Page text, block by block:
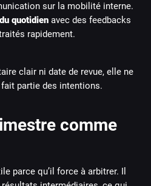
sur la mobilité interne.
quotidien avec des feedbacks
rapidement.
clair ni date de revue, elle ne
partie des intentions.
comme
parce qu’il force à arbitrer. Il